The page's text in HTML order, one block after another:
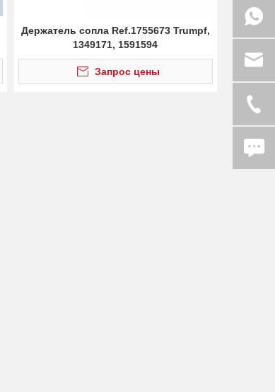
Держатель сопла Ref.1755673 Trumpf,
1349171, 1591594
Запрос цены